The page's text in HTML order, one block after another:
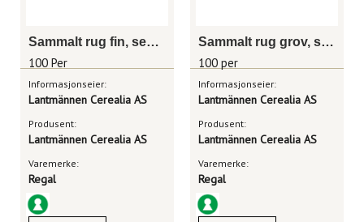
Sammalt rug fin, sekk 25kg
100 Per
Informasjonseier:
Lantmännen Cerealia AS
Produsent:
Lantmännen Cerealia AS
Varemerke:
Regal
Sammalt rug grov, sekk 20 kg
100 per
Informasjonseier:
Lantmännen Cerealia AS
Produsent:
Lantmännen Cerealia AS
Varemerke:
Regal